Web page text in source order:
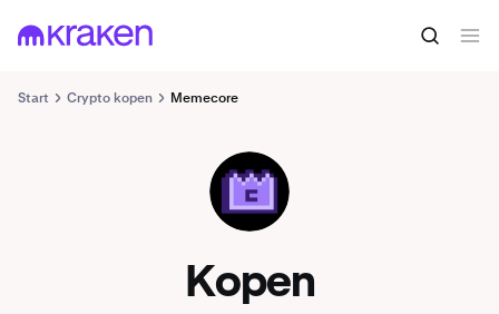
Start Crypto kopen Memecore
M
Kopen